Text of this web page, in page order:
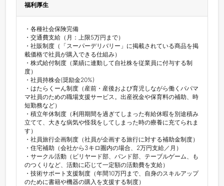
福利厚生
・各種社会保険完備
・交通費支給（月：上限5万円まで）
・社販制度（「スーパーデリバリー」に掲載されている商品を掲
載価格で社員が購入できる仕組み）
・株式給付制度（業績に連動して自社株を従業員に付与する制
度）
・社員持株会(奨励金20%)
・はたらくーん制度（産前・産後および育児しながら働くパパマ
マ社員のための職場支援サービス。出産祝金や保育料の補助、時
短勤務など）
・積立年休制度（利用期間を過ぎてしまった有給休暇を別途積み
立てて、大きな病気や怪我をしてしまった時の療養に充てられま
す）
・社員旅行企画制度（社員が企画する旅行に対する補助金制度）
・住宅補助（会社から3キロ圏内の場合、2万円支給／月）
・サークル活動（ビリヤード部、バンド部、テーブルゲーム、も
のつくりなど、活動に応じて一定額の活動費を支給）
・技術サポート支援制度（年間10万円まで、自身のスキルアップ
のために書籍や機器の購入を支援する制度）